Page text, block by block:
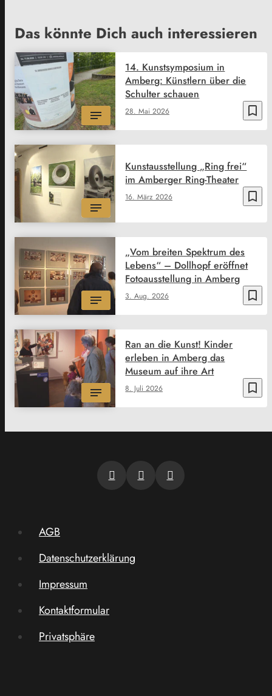
Das könnte Dich auch interessieren
bookmark_border
28. Mai 2026
14. Kunstsymposium in
Amberg: Künstlern über die
Schulter schauen
bookmark_border
16. März 2026
Kunstausstellung „Ring frei“
im Amberger Ring-Theater
bookmark_border
3. Aug. 2026
„Vom breiten Spektrum des
Lebens“ – Dollhopf eröffnet
Fotoausstellung in Amberg
bookmark_border
8. Juli 2026
Ran an die Kunst! Kinder
erleben in Amberg das
Museum auf ihre Art
AGB
Datenschutzerklärung
Impressum
Kontaktformular
Privatsphäre